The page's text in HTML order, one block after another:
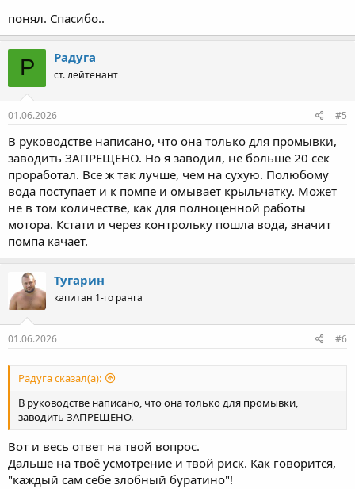
понял. Спасибо..
Р Радуга
ст. лейтенант
01.06.2026 #5
В руководстве написано, что она только для промывки,
заводить ЗАПРЕЩЕНО. Но я заводил, не больше 20 сек
проработал. Все ж так лучше, чем на сухую. Полюбому
вода поступает и к помпе и омывает крыльчатку. Может
не в том количестве, как для полноценной работы
мотора. Кстати и через контрольку пошла вода, значит
помпа качает.
Тугарин
капитан 1-го ранга
01.06.2026 #6
Радуга сказал(а):
В руководстве написано, что она только для промывки,
заводить ЗАПРЕЩЕНО.
Вот и весь ответ на твой вопрос.
Дальше на твоё усмотрение и твой риск. Как говорится,
"каждый сам себе злобный буратино"!